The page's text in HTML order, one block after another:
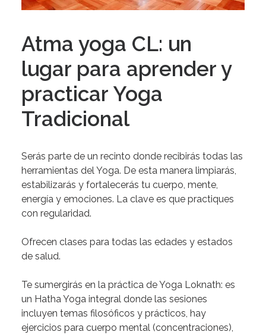
Atma yoga CL: un
lugar para aprender y
practicar Yoga
Tradicional
Serás parte de un recinto donde recibirás todas las
herramientas delYoga. De esta manera limpiarás,
estabilizarás y fortalecerás tu cuerpo, mente,
energía y emociones. La clave es que practiques
con regularidad.
Ofrecen clases para todas las edades y estados
de salud.
Te sumergirás en la práctica de Yoga Loknath: es
un Hatha Yoga integral donde las sesiones
incluyen temas filosóficos y prácticos, hay
ejercicios para cuerpo mental (concentraciones),